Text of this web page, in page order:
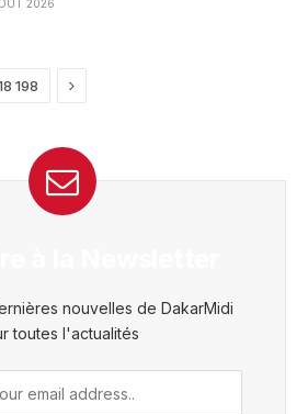
2026
198 Next
nouvelles de DakarMidi
toutes l'actualités